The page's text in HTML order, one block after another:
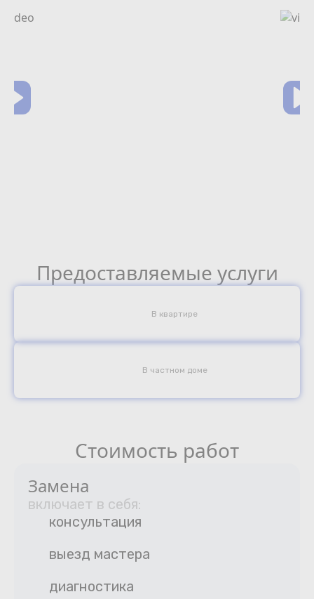
Предоставляемые услуги
В квартире
В частном доме
Стоимость работ
Замена
включает в себя:
консультация
выезд мастера
диагностика